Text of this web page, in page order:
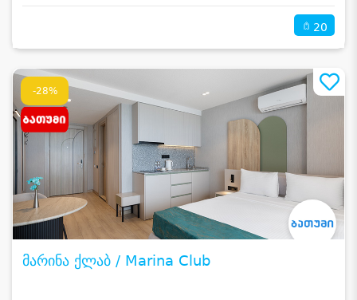
20
-28%
მარინა ქლაბ / Marina Club